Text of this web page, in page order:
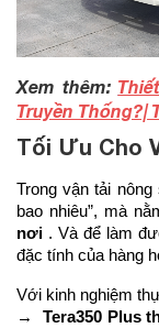
Xem thêm:
Truyền Thống?|
Tối Ưu Cho
Trong vận tải
bao nhiêu”, mà
nơi . Và để làm
đặc tính của hàng
Với kinh nghiệm
→
Tera350 Plus